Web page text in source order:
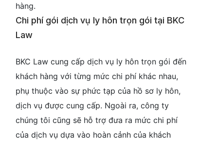
hàng.
Chi phí gói dịch vụ ly hôn trọn gói tại BKC
Law
BKC Law cung cấp dịch vụ ly hôn trọn gói đến
khách hàng với từng mức chi phí khác nhau,
phụ thuộc vào sự phức tạp của hồ sơ ly hôn,
dịch vụ được cung cấp. Ngoài ra, công ty
chúng tôi cũng sẽ hỗ trợ đưa ra mức chi phí
của dịch vụ dựa vào hoàn cảnh của khách